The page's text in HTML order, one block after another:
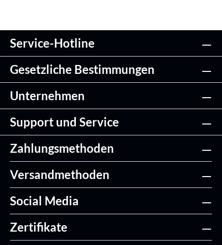
Service-Hotline
Gesetzliche Bestimmungen
Unternehmen
Support und Service
Zahlungsmethoden
Versandmethoden
Social Media
Zertifikate